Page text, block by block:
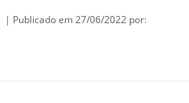
| Publicado em 27/06/2022 por: